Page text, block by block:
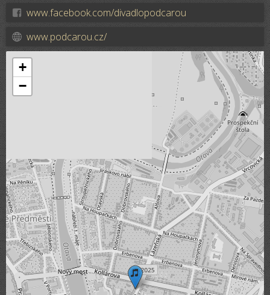
www.facebook.com/divadlopodcarou
www.podcarou.cz/
+
−